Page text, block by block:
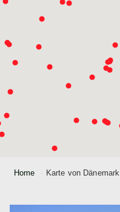
Home Karte von Dänemark